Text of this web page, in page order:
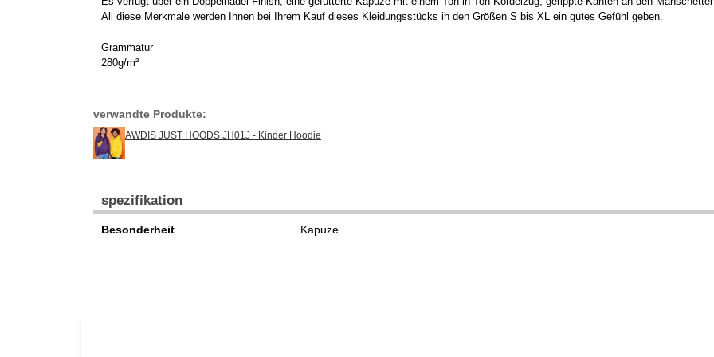
All diese Merkmale werden Ihnen bei Ihrem Kauf dieses Kleidungsstücks in den Größen S bis XL ein gutes Gefühl geben.
Grammatur
280g/m²
verwandte Produkte:
AWDIS JUST HOODS JH01J - Kinder Hoodie
spezifikation
Besonderheit Kapuze